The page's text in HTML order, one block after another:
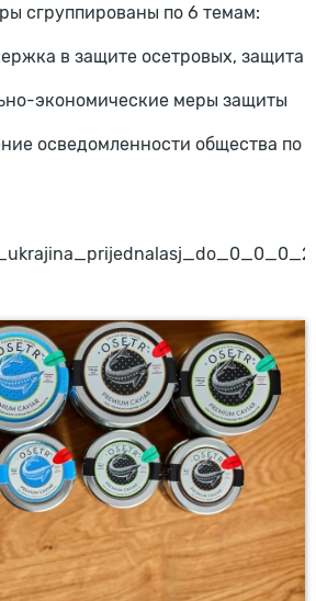
сгруппированы по 6 темам:
в защите осетровых, защита
экономические меры защиты
осведомленности общества по